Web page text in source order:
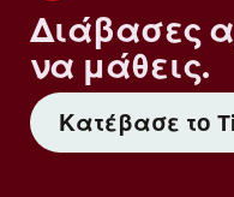
Διάβασες
να μάθεις.
Κατέβασε το